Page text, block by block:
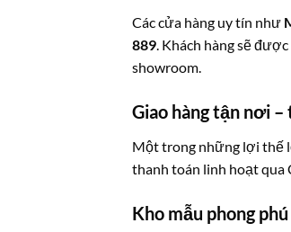
Các cửa hàng uy tín như
889. Khách hàng sẽ
showroom.
Giao hàng tận nơi
Một trong những lợi thế
thanh toán linh hoạt qua
Kho mẫu phong